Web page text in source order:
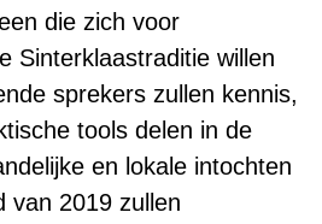
die zich voor
Sinterklaastraditie willen
sprekers zullen kennis,
tools delen in de
en lokale intochten
van 2019 zullen